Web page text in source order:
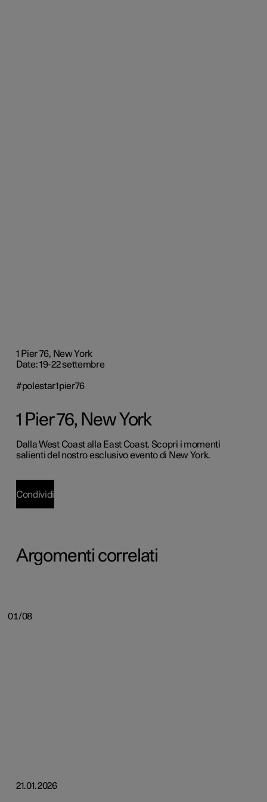
01/08
1 Pier 76, New York
Date: 19-22 settembre
#polestar1pier76
1 Pier 76, New York
Dalla West Coast alla East Coast. Scopri i momenti
salienti del nostro esclusivo evento di New York.
Condividi
Argomenti correlati
21.01.2026